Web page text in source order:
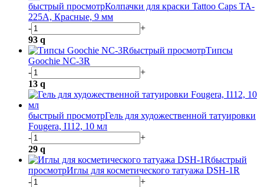
быстрый просмотрКолпачки для краски Tattoo Caps TA-
225A, Красные, 9 мм
-
+
93 q
быстрый просмотрТипсы
Goochie NC-3R
-
+
13 q
быстрый просмотрГель для художественной татуировки
Fougera, I112, 10 мл
-
+
29 q
быстрый
просмотрИглы для косметического татуажа DSH-1R
-
+